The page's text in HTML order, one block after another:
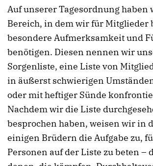
Auf unserer Tagesordnung haben
Bereich, in dem wir für Mitglieder
besondere Aufmerksamkeit und
benötigen. Diesen nennen wir
Sorgenliste, eine Liste von
in äußerst schwierigen
oder mit heftiger Sünde
Nachdem wir die Liste
besprochen haben, weisen wir in
einigen Brüdern die Aufgabe zu,
Personen auf der Liste zu beten –